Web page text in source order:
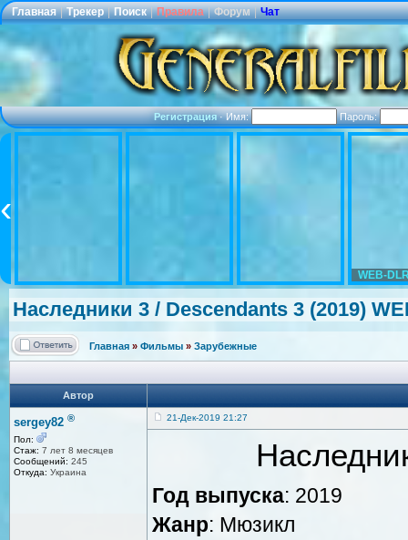
Главная | Трекер | Поиск | Правила | Форум | Чат
Регистрация·Имя: Пароль:
WEB-
Наследники 3 / Descendants 3 (2019)
Главная » Фильмы » Зарубежные
Автор
sergey82 ®
Пол:
Стаж: 7 лет 8 месяцев
Сообщений: 245
Откуда: Украина
21-Дек-2019 21:27
Год выпуска: 2019
Жанр: Мюзикл